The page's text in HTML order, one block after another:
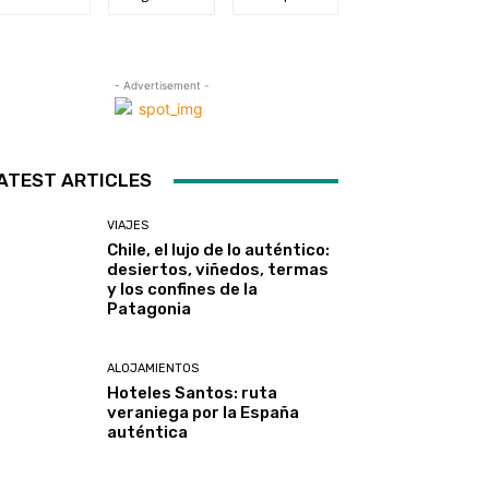
- Advertisement -
ARTICLES
VIAJES
Chile, el lujo de lo auténtico:
desiertos, viñedos, termas
y los confines de la
Patagonia
ALOJAMIENTOS
Hoteles Santos: ruta
veraniega por la España
auténtica